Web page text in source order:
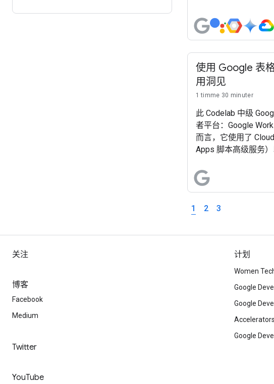
使用 Google 表
用洞见
1 timme 30 minuter
此 Codelab 中级
者平台：Google
而言，它使用了
Apps 脚本高级服务
展示，他们能够在（
数据分析到幻灯片演
1 2 3
关注
博客
Facebook
Medium
Twitter
YouTube
计划
Women
Google
Google
Accelerators
Google